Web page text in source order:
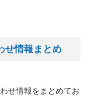
せ情報まとめ
せ情報をまとめてお